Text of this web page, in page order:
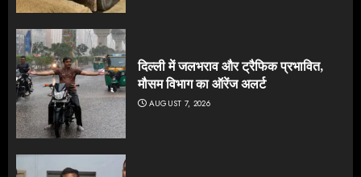
दिल्ली में जलभराव और ट्रैफिक प्रभावित,
मौसम विभाग का ऑरेंज अलर्ट
AUGUST 7, 2026